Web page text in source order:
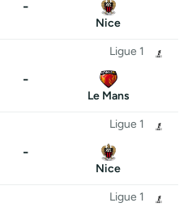
-
Nice
Ligue 1
-
Le Mans
Ligue 1
-
Nice
Ligue 1